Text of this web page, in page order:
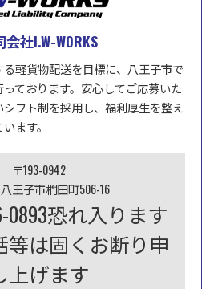
社I.W-WORKS
軽貨物配送を目標に、八王子市で
ております。安心してご応募いた
フト制を採用し、福利厚生を整え
ます。
〒193-0942
王子市椚田町506-16
0893恐れ入ります
等は固くお断り申
上げます